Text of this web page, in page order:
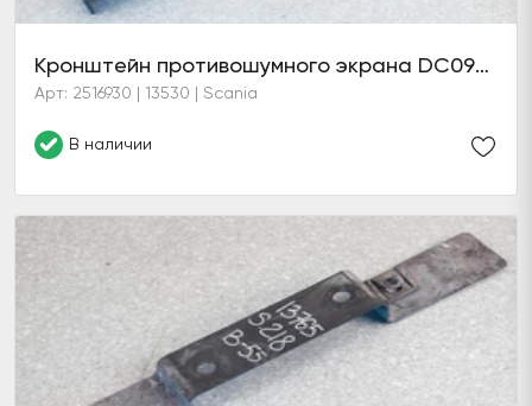
Кронштейн противошумного экрана DC09/13 (6 серия)
Арт: 2516930 | 13530 | Scania
В наличии